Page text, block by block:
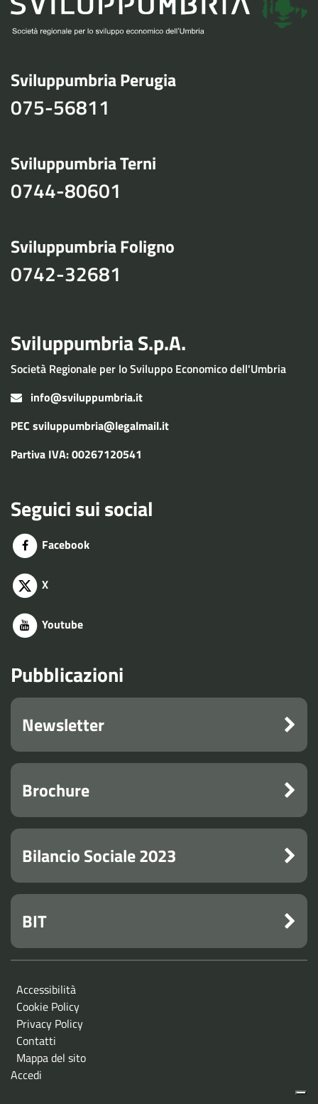
Sviluppumbria Perugia
075-56811
Sviluppumbria Terni
0744-80601
Sviluppumbria Foligno
0742-32681
Sviluppumbria S.p.A.
Società Regionale per lo Sviluppo Economico dell'Umbria
info@sviluppumbria.it
PEC sviluppumbria@legalmail.it
Partiva IVA: 00267120541
Seguici sui social
Facebook
X
Youtube
Pubblicazioni
Newsletter
Brochure
Bilancio Sociale 2023
BIT
Accessibilità
Cookie Policy
Privacy Policy
Contatti
Mappa del sito
Accedi